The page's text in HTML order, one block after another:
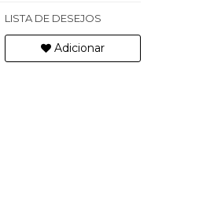
LISTA DE DESEJOS
Adicionar